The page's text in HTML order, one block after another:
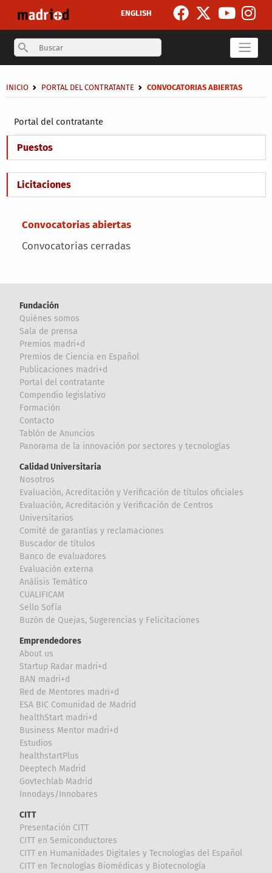
ENGLISH
Search
Portal del contratante
Sobrescribir enlaces de ayuda a la navegación
INICIO PORTAL DEL CONTRATANTE CONVOCATORIAS ABIERTAS
Main menu
Convocatorias abiertas
Convocatorias cerradas
Puestos
Licitaciones
Fundación
Quiénes somos
Sala de prensa
Premios madri+d
Premios de Ciencia en Español
Publicaciones madri+d
Portal del contratante
Compendio legislativo
Formación
Contacto
Tablón de Anuncios
Panorama de la innovación por sectores y tecnologías
Calidad Universitaria
Nosotros
Evaluación, Acreditación y Verificación de títulos oficiales
Evaluación, Acreditación y Verificación de Centros
Universitarios
Comité de garantías y reclamaciones
Buscador de títulos
Banco de evaluadores
Evaluación externa
Análisis Temático
CUALIFICAM
Sello Sofía
Buzón de Quejas, Sugerencias y Felicitaciones
Emprendedores
About us
Startup Radar madri+d
BAN madri+d
Red de Mentores madri+d
ESA BIC Comunidad de Madrid
healthStart madri+d
Business Mentor madri+d
Estudios
healthstartPlus
Deeptech Madrid
Govtechlab Madrid
Innodays/Innobares
CITT
Presentación CITT
CITT en Semiconductores
CITT en Humanidades Digitales y Tecnologías del Español
CITT en Tecnologías Biomédicas y Biotecnología